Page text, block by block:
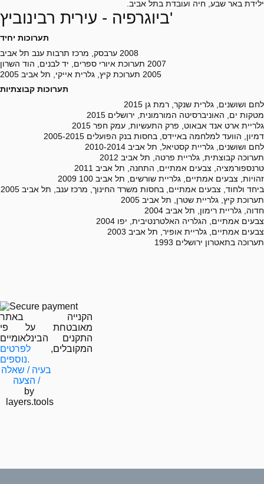
ילידת באר שבע, חיה ועובדת בתל אביב.
ביוגרפיה - עירית רבינוביץ'
תערוכות יחיד
2008 ערבסק, מרכז תרבות ענב תל אביב
2007 תערוכת איורי ספרים, יד לבנים, הוד השרון
2005 תערוכת קיץ, גלרית אייקי, תל אביב 2005
תערוכות קבוצתיות
2015 לחם ושושנים, גלרית שנקר, רמת גן
2015 מטקות ים, האוניברסיטה המורמונית, ירושלים
2015 גלריית ארט אנד אבאוט, פרק התעשיות, עמק חפר
2005-2015 דמיון, הוועד למלחמה באיידס, בחסות בנק הפועלים
2010-2014 לחם ושושנים, גלריית קסטיאל, תל אביב
2012 תערוכה קבוצתית, גלריית פרטה, תל אביב
2011 טרנספורמציה, צבעים אמתיים, התחנה, תל אביב
2009 100 זהויות, צבעים אמתיים, גלריית שורשים, תל אביב
2005 ביחד ולחוד, צבעים אמתיים, בחסות משרד החינוך, מרכז ענב, תל אביב
2005 תערוכת קיץ, גלריית שטרן, תל אביב
2004 חדוה, גלריית רימון, תל אביב
2004 צבעים אמתיים, הגלריה האלטרנטיבית, יפו
2003 צבעים אמתיים, גלריית אופיר, תל אביב
1993 תערוכה בתאטרון ירושלים
הקנייה באתר
מאובטחת על פי
התקנים הבינלאומיים
המקובלים, לפרטים
נוספים.
בעיה / שאלה
/ הצעה
by
layers.tools